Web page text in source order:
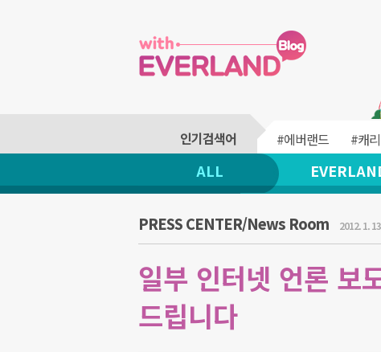
#에버랜드 #캐
ALL
PRESS CENTER/News Room 2012. 1.
일부 인터넷 언론 보
드립니다